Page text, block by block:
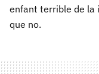
enfant terrible de la
que no.